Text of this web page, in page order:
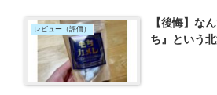
レビュー（評価）
【後悔】な
ち』という